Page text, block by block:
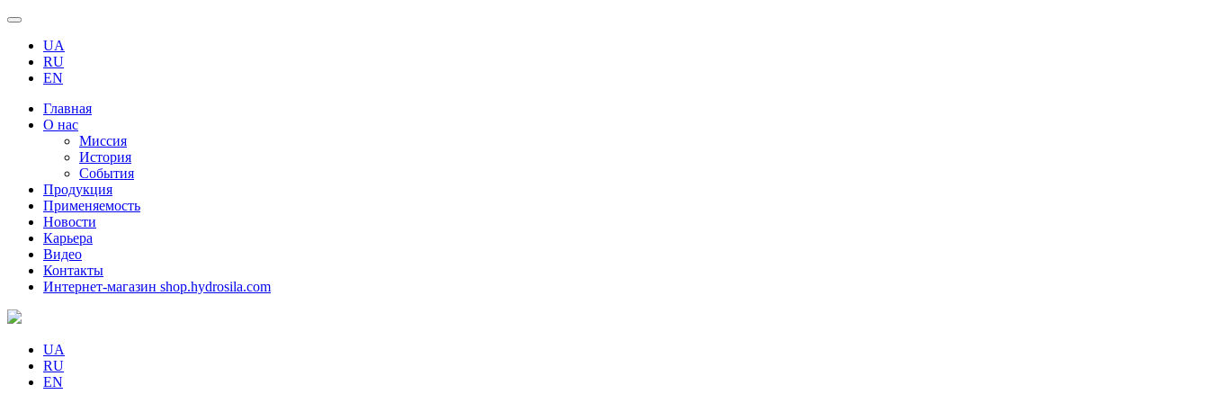
UA
RU
EN
Главная
О нас
Миссия
История
События
Продукция
Применяемость
Новости
Карьера
Видео
Контакты
Интернет-магазин shop.hydrosila.com
UA
RU
EN